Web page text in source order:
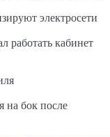
электросети
работать кабинет
на бок после